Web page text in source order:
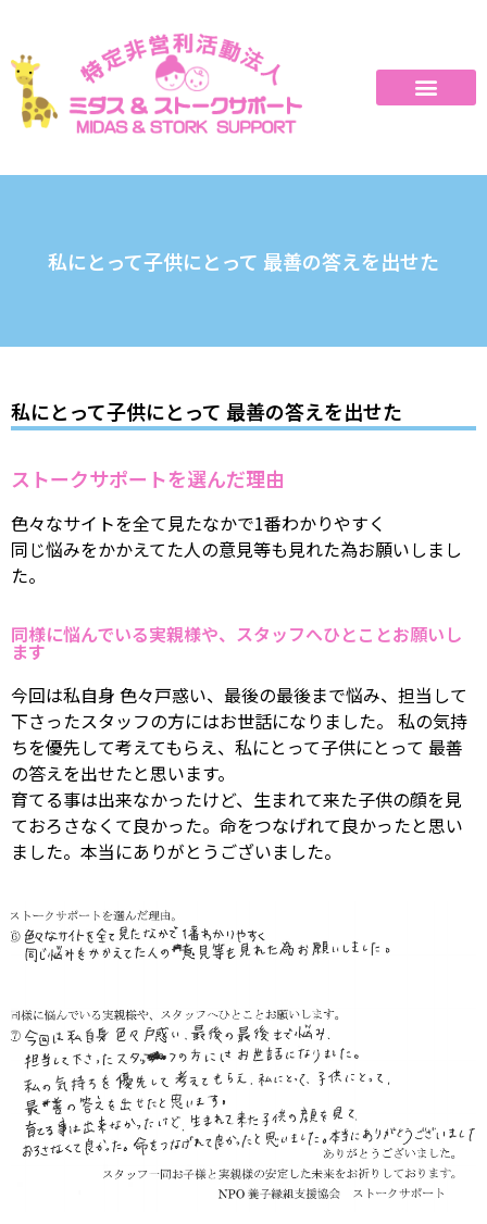
私にとって子供にとって 最善の答えを出せた
私にとって子供にとって 最善の答えを出せた
ストークサポートを選んだ理由
色々なサイトを全て見たなかで1番わかりやすく
同じ悩みをかかえてた人の意見等も見れた為お願いしまし
た。
同様に悩んでいる実親様や、スタッフへひとことお願いし
ます
今回は私自身 色々戸惑い、最後の最後まで悩み、担当して
下さったスタッフの方にはお世話になりました。 私の気持
ちを優先して考えてもらえ、私にとって子供にとって 最善
の答えを出せたと思います。
育てる事は出来なかったけど、生まれて来た子供の顔を見
ておろさなくて良かった。命をつなげれて良かったと思い
ました。本当にありがとうございました。